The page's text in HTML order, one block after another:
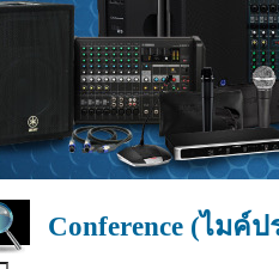
Conference (ไมค์